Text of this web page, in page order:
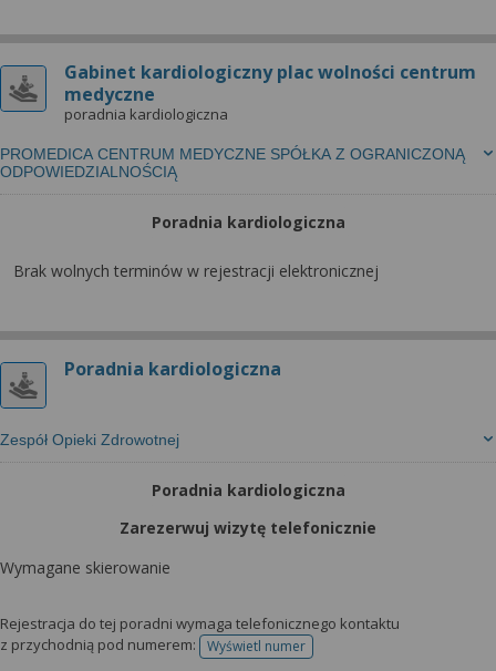
Gabinet kardiologiczny plac wolności centrum
medyczne
poradnia kardiologiczna
PROMEDICA CENTRUM MEDYCZNE SPÓŁKA Z OGRANICZONĄ
ODPOWIEDZIALNOŚCIĄ
Poradnia kardiologiczna
Brak wolnych terminów w rejestracji elektronicznej
Poradnia kardiologiczna
Zespół Opieki Zdrowotnej
Poradnia kardiologiczna
Zarezerwuj wizytę telefonicznie
Wymagane skierowanie
Rejestracja do tej poradni wymaga telefonicznego kontaktu
z przychodnią pod numerem:
Wyświetl numertelefonu do rejestracji
dowiedzieć się więcej lub chcesz przeprowadzić
konfigurację szczegółową, to możesz tego dokonać
Więcej informacji na temat wykorzystywania
narzędzi zewnętrznych w naszym serwisie
znajdziesz w Regulaminie Serwisu.